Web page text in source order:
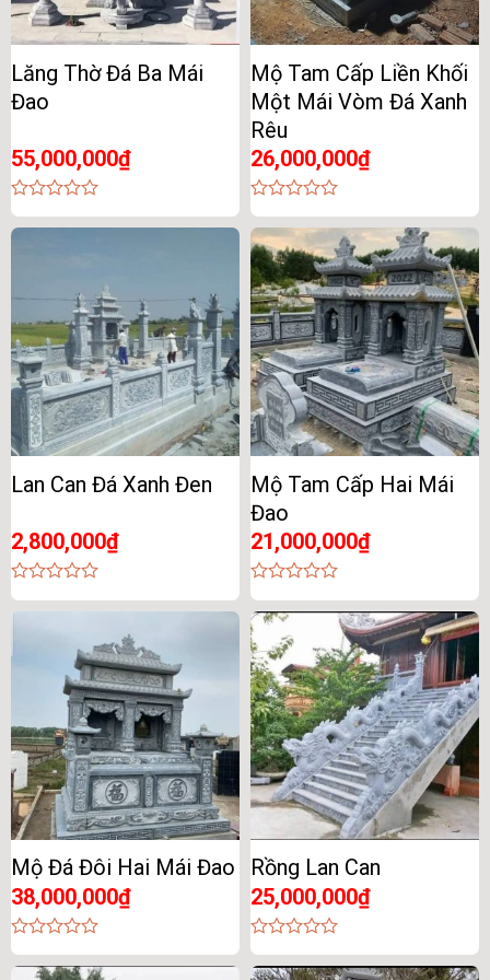
Lăng Thờ Đá Ba Mái
Đao
55,000,000₫
0
out
Mộ Tam Cấp Liền Khối
Một Mái Vòm Đá Xanh
Rêu
26,000,000₫
0
out
of
5
Lan Can Đá Xanh Đen
2,800,000₫
0
out
Mộ Tam Cấp Hai Mái
Đao
21,000,000₫
0
out
of
5
Mộ Đá Đôi Hai Mái Đao
38,000,000₫
0
out
Rồng Lan Can
25,000,000₫
0
out